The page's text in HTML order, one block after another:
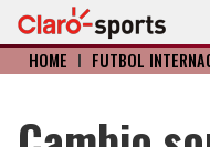
HOME I FÚTBOL